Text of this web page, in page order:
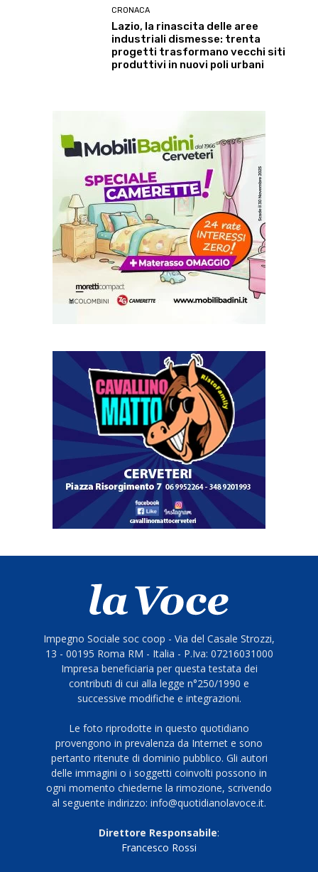
CRONACA
Lazio, la rinascita delle aree
industriali dismesse: trenta
progetti trasformano vecchi siti
produttivi in nuovi poli urbani
Impegno Sociale soc coop - Via del Casale Strozzi,
13 - 00195 Roma RM - Italia - P.Iva: 07216031000
Impresa beneficiaria per questa testata dei
contributi di cui alla legge n°250/1990 e
successive modifiche e integrazioni.
Le foto riprodotte in questo quotidiano
provengono in prevalenza da Internet e sono
pertanto ritenute di dominio pubblico. Gli autori
delle immagini o i soggetti coinvolti possono in
ogni momento chiederne la rimozione, scrivendo
al seguente indirizzo: info@quotidianolavoce.it.
Direttore Responsabile:
Francesco Rossi